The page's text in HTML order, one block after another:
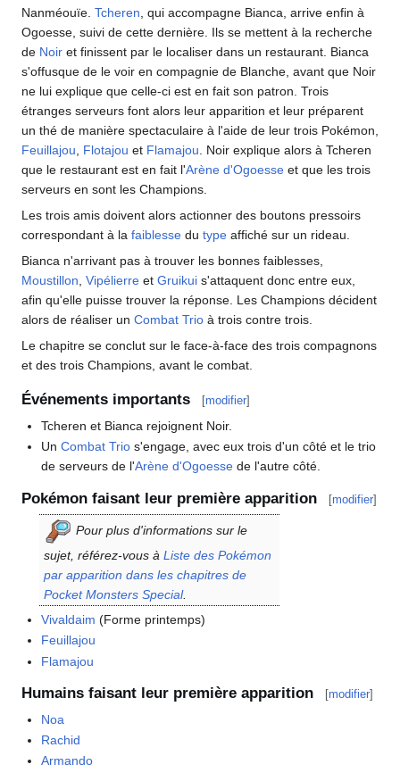
Nanméouïe. Tcheren , qui accompagne Bianca, arrive enfin à
Ogoesse, suivi de cette dernière. Ils se mettent à la recherche
de Noir et finissent par le localiser dans un restaurant. Bianca
s'offusque de le voir en compagnie de Blanche, avant que Noir
ne lui explique que celle-ci est en fait son patron. Trois
étranges serveurs font alors leur apparition et leur préparent
un thé de manière spectaculaire à l'aide de leur trois Pokémon,
Feuillajou
Flotajou et Flamajou . Noir explique alors à Tcheren
que le restaurant est en fait l'Arène d'Ogoesse et que les trois
serveurs en sont les Champions.
Les trois amis doivent alors actionner des boutons pressoirs
correspondant à la faiblesse du type affiché sur un rideau.
Bianca n'arrivant pas à trouver les bonnes faiblesses,
Moustillon Vipélierre et Gruikui s'attaquent donc entre eux,
afin qu'elle puisse trouver la réponse. Les Champions décident
alors de réaliser un Combat Trio à trois contre trois.
Le chapitre se conclut sur le face-à-face des trois compagnons
et des trois Champions, avant le combat.
Événements importants [modifier]
Tcheren et Bianca rejoignent Noir.
UnCombat Trio s'engage, avec eux trois d'un côté et le trio
de serveurs de l'Arène d'Ogoesse de l'autre côté.
Pokémon faisant leur première apparition [modifier]
Pour plus d'informations sur le
sujet, référez-vous à Liste des Pokémon
par apparition dans les chapitres de
Pocket Monsters Special.
Vivaldaim (Forme printemps)
Feuillajou
Flamajou
Humains faisant leur première apparition [modifier]
Noa
Rachid
Armando